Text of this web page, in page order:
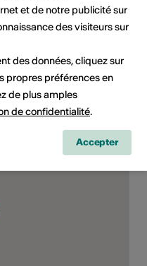
et de notre publicité sur
des visiteurs sur
des données, cliquez sur
propres préférences en
de plus amples
de confidentialité.
Accepter